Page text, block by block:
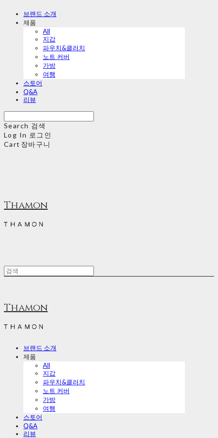
브랜드 소개
제품
All
지갑
파우치&클러치
노트 커버
가방
여행
스토어
Q&A
리뷰
Search 검색
Log In 로그인
Cart 장바구니
Thamon
Thamon
브랜드 소개
제품
All
지갑
파우치&클러치
노트 커버
가방
여행
스토어
Q&A
리뷰